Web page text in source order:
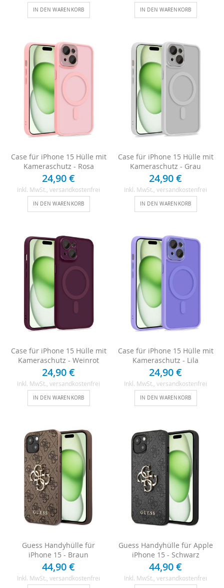
IN DEN WARENKORB IN DEN WARENKORB
Case für iPhone 15 Hülle mit
Kameraschutz - Rosa
24,90 €
Inkl. MwSt. , versandkostenfrei
IN DEN WARENKORB
Case für iPhone 15 Hülle mit
Kameraschutz - Grau
24,90 €
Inkl. MwSt. , versandkostenfrei
IN DEN WARENKORB
Case für iPhone 15 Hülle mit
Kameraschutz - Weinrot
24,90 €
Inkl. MwSt., versandkostenfrei
IN DEN WARENKORB
Case für iPhone 15 Hülle mit
Kameraschutz - Lila
24,90 €
Inkl. MwSt., versandkostenfrei
IN DEN WARENKORB
Guess Handyhülle für
iPhone 15 - Braun
44,90 €
Inkl. MwSt. , versandkostenfrei
Guess Handyhülle für Apple
iPhone 15 - Schwarz
44,90 €
Inkl. MwSt. , versandkostenfrei